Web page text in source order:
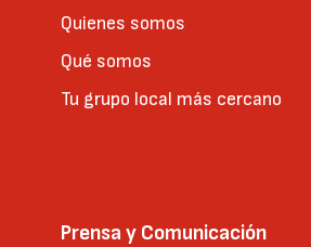
Quienes somos
Qué somos
Tu grupo local más cercano
Prensa y Comunicación